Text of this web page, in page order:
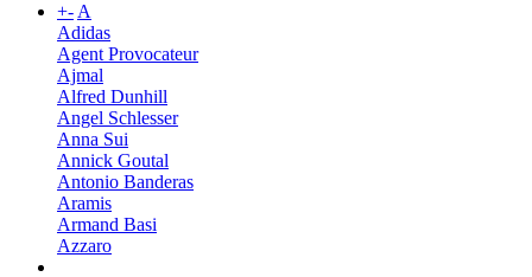
+-A
Adidas
Agent Provocateur
Ajmal
Alfred Dunhill
Angel Schlesser
Anna Sui
Annick Goutal
Antonio Banderas
Aramis
Armand Basi
Azzaro